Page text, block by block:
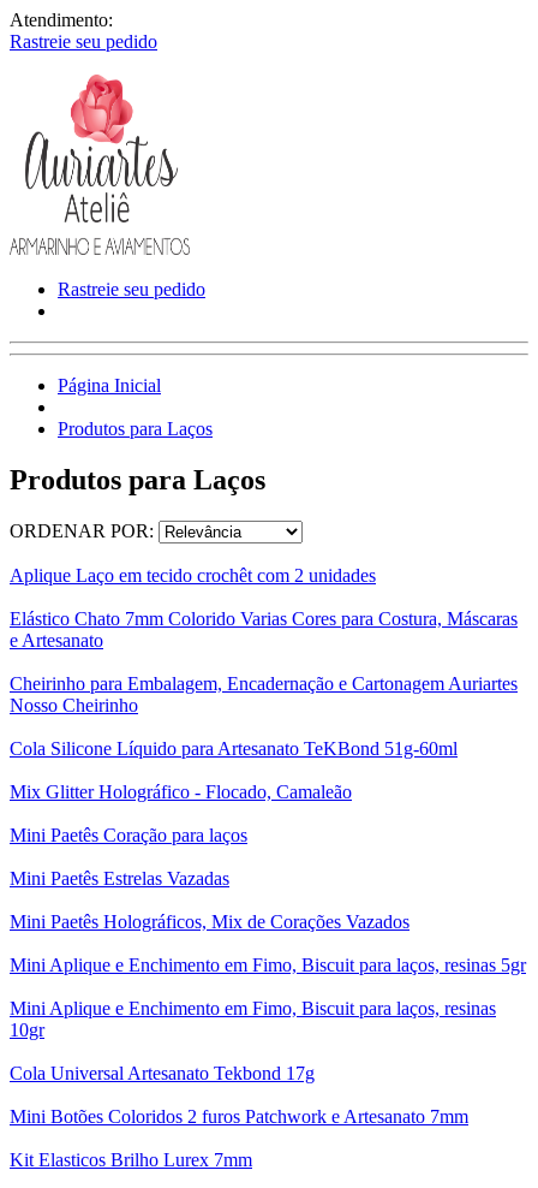
Atendimento:
Rastreie seu pedido
Rastreie seu pedido
Página Inicial
Produtos para Laços
Produtos para Laços
ORDENAR POR:
Aplique Laço em tecido crochêt com 2 unidades
Elástico Chato 7mm Colorido Varias Cores para Costura, Máscaras
e Artesanato
Cheirinho para Embalagem, Encadernação e Cartonagem Auriartes
Nosso Cheirinho
Cola Silicone Líquido para Artesanato TeKBond 51g-60ml
Mix Glitter Holográfico - Flocado, Camaleão
Mini Paetês Coração para laços
Mini Paetês Estrelas Vazadas
Mini Paetês Holográficos, Mix de Corações Vazados
Mini Aplique e Enchimento em Fimo, Biscuit para laços, resinas 5gr
Mini Aplique e Enchimento em Fimo, Biscuit para laços, resinas
10gr
Cola Universal Artesanato Tekbond 17g
Mini Botões Coloridos 2 furos Patchwork e Artesanato 7mm
Kit Elasticos Brilho Lurex 7mm